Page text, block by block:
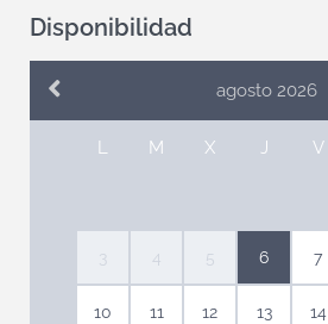
Disponibilidad
agosto 2026
L M X J V
3 4 5 6 7
10 11 12 13 14